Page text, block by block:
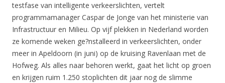
testfase van intelligente verkeerslichten, vertelt
programmamanager Caspar de Jonge van het ministerie van
Infrastructuur en Milieu. Op vijf plekken in Nederland worden
ze komende weken ge?nstalleerd in verkeerslichten, onder
meer in Apeldoorn (in juni) op de kruising Ravenlaan met de
Hofweg. Als alles naar behoren werkt, gaat het licht op groen
en krijgen ruim 1.250 stoplichten dit jaar nog de slimme